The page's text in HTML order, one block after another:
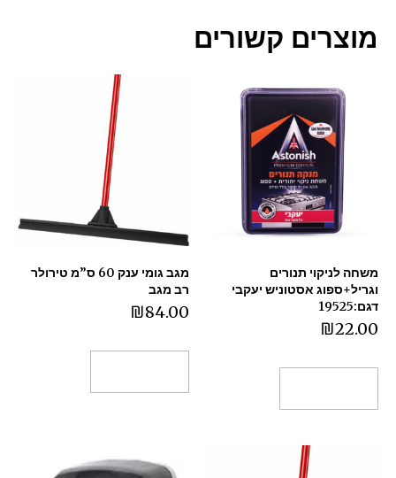
מוצרים קשורים
משחה לניקוי תנורים
וגריל+ספוג אסטוניש יעקבי
דגם:19525
₪22.00
מגב גומי ענק 60 ס”מ טירולר
רב מגב
₪84.00